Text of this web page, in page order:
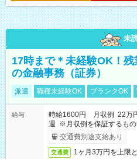
未
17時まで＊未経験OK！
の金融事務（証券）
派遣 職種未経験OK ブランクOK
給与
時給1600円 月収例 22万
週 ※月収例を保証するも
ービス利用可（利用条件有）
交通費別途支給あり
交通費 1ヶ月3万円を上限